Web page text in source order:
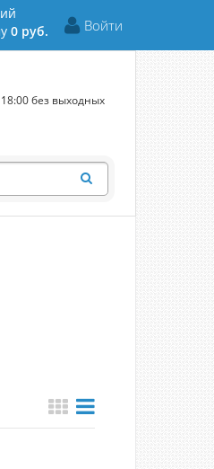
Войти
0 руб.
18:00 без выходных